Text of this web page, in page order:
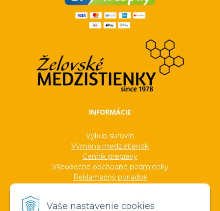
Vaše nastavenie cookies
INFORMÁCIE
Výkup surovín
Výmena medzistienok
Cenník prepravy
Všeobecné obchodné podmienky
Reklamačný poriadok
Formuláre